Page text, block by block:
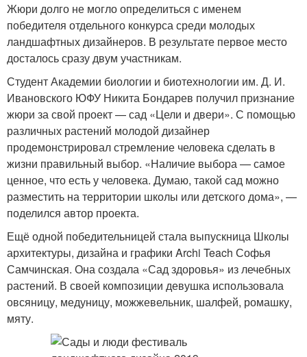
Жюри долго не могло определиться с именем
победителя отдельного конкурса среди молодых
ландшафтных дизайнеров. В результате первое место
досталось сразу двум участникам.
Студент Академии биологии и биотехнологии им. Д. И.
Ивановского ЮФУ Никита Бондарев получил признание
жюри за свой проект — сад «Цели и двери». С помощью
различных растений молодой дизайнер
продемонстрировал стремление человека сделать в
жизни правильный выбор. «Наличие выбора — самое
ценное, что есть у человека. Думаю, такой сад можно
разместить на территории школы или детского дома», —
поделился автор проекта.
Ещё одной победительницей стала выпускница Школы
архитектуры, дизайна и графики Archi Teach Софья
Самчинская. Она создала «Сад здоровья» из лечебных
растений. В своей композиции девушка использовала
овсяницу, медуницу, можжевельник, шалфей, ромашку,
мяту.